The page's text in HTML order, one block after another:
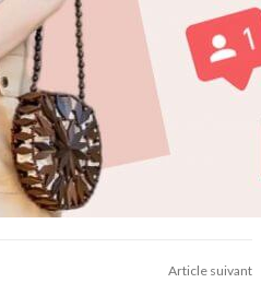
Article suivant